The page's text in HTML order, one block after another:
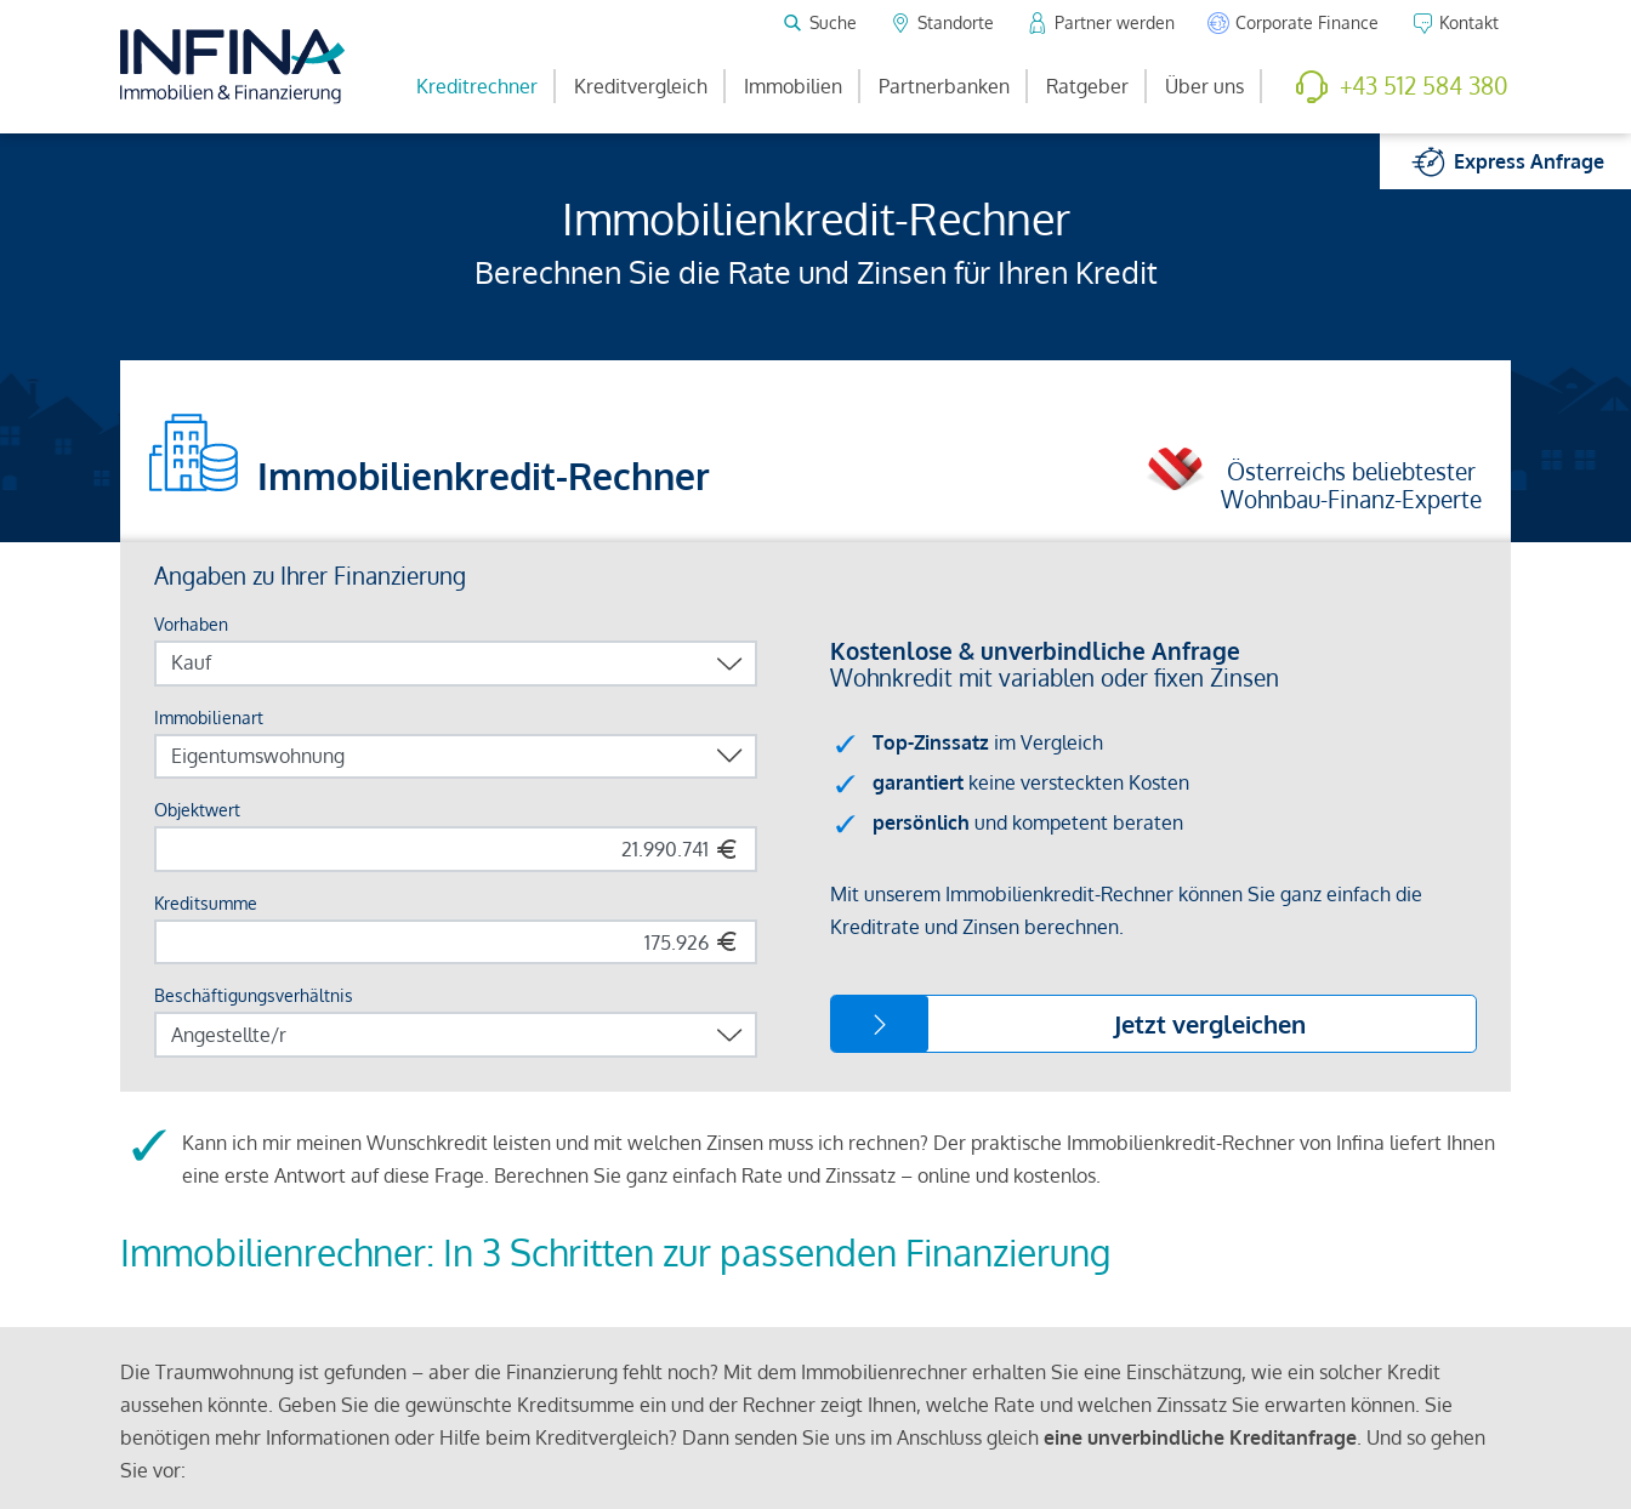
Suche Standorte Partner werden Corporate Finance Kontakt
Kreditrechner Kreditvergleich Immobilien Partnerbanken Ratgeber Über uns +43 512 584 380
ExpressAnfrage
Immobilienkredit-Rechner
Berechnen Sie die Rate und Zinsen für Ihren Kredit
Immobilienkredit-Rechner
Österreichs beliebtester
Wohnbau-Finanz-Experte
Kann ich mir meinen Wunschkredit leisten und mit welchen Zinsen muss ich rechnen? Der praktische Immobilienkredit-Rechner von Infina liefert Ihnen
eine erste Antwort auf diese Frage. Berechnen Sie ganz einfach Rate und Zinssatz – online und kostenlos.
Immobilienrechner: In 3 Schritten zur passenden Finanzierung
Die Traumwohnung ist gefunden – aber die Finanzierung fehlt noch? Mit dem Immobilienrechner erhalten Sie eine Einschätzung, wie ein solcher Kredit
aussehen könnte. Geben Sie die gewünschte Kreditsumme ein und der Rechner zeigt Ihnen, welche Rate und welchen Zinssatz Sie erwarten können. Sie
benötigen mehr Informationen oder Hilfe beim Kreditvergleich? Dann senden Sie uns im Anschluss gleich eine unverbindliche Kreditanfrage. Und so gehen
Sie vor: